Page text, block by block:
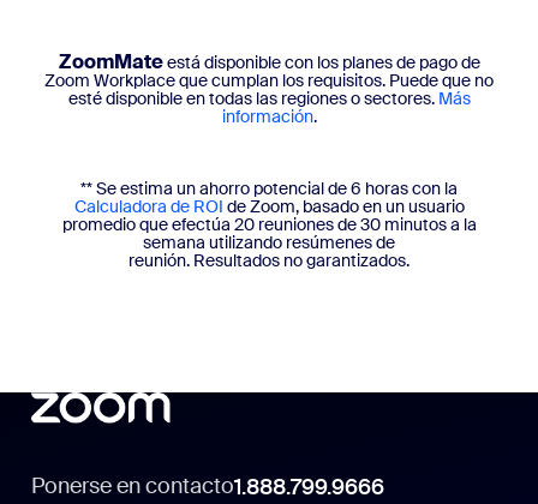
ZoomMateestá disponible con los planes de pago de
Zoom Workplace que cumplan los requisitos. Puede que no
esté disponible en todas las regiones o sectores. Más
información.
** Se estima un ahorro potencial de 6 horas con la
Calculadora de ROI de Zoom, basado en un usuario
promedio que efectúa 20 reuniones de 30 minutos a la
semana utilizando resúmenes de
reunión. Resultados no garantizados.
Ponerse en contacto1.888.799.9666